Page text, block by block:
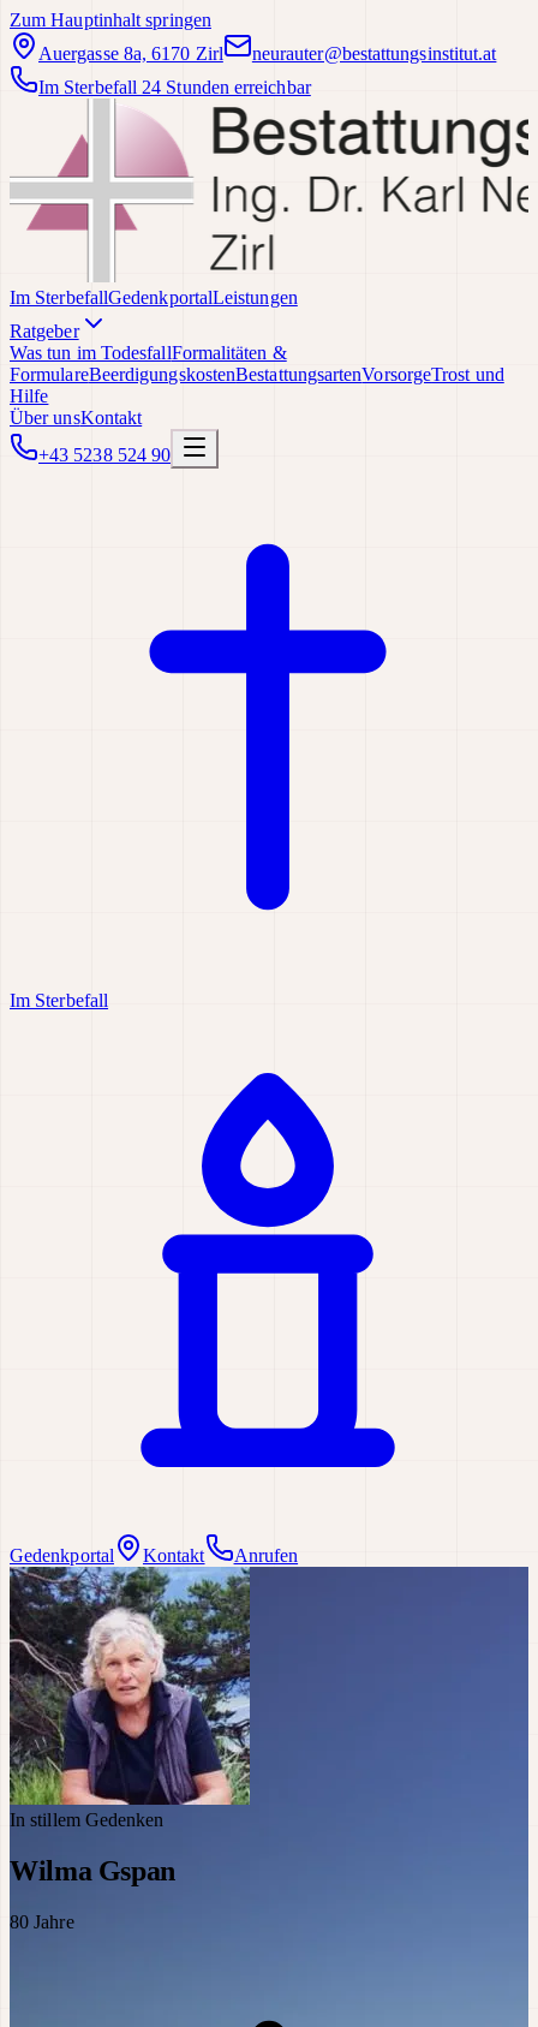
Zum Hauptinhalt springen
Auergasse 8a, 6170 Zirl
neurauter@bestattungsinstitut.at
Im Sterbefall 24 Stunden erreichbar
Im SterbefallGedenkportalLeistungen
Ratgeber
Was tun im TodesfallFormalitäten &
FormulareBeerdigungskostenBestattungsartenVorsorgeTrost und
Hilfe
Über unsKontakt
+43 5238 524 90
Im Sterbefall
Gedenkportal Kontakt Anrufen
In stillem Gedenken
Wilma Gspan
80 Jahre